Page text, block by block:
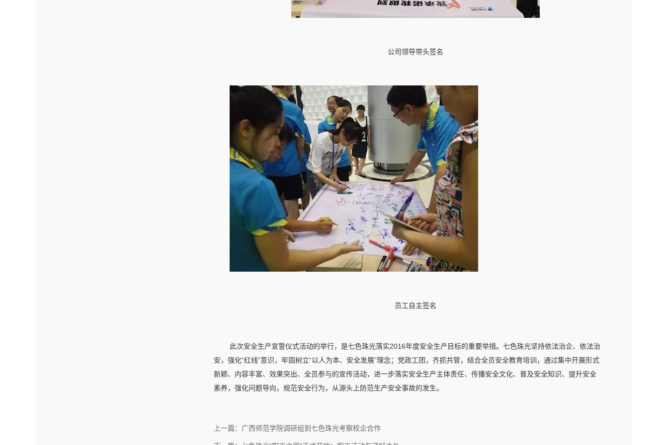
公司领导带头签名
员工自主签名
此次安全生产宣誓仪式活动的举行，是七色珠光落实2016年度安全生产目标的重要举措。七色珠光坚持依法治企、依法治
安，强化“红线”意识，牢固树立“以人为本、安全发展”理念；党政工团，齐抓共管，结合全员安全教育培训，通过集中开展形式
新颖、内容丰富、效果突出、全员参与的宣传活动，进一步落实安全生产主体责任、传播安全文化、普及安全知识、提升安全
素养，强化问题导向，规范安全行为，从源头上防范生产安全事故的发生。
上一篇：广西师范学院调研组到七色珠光考察校企合作